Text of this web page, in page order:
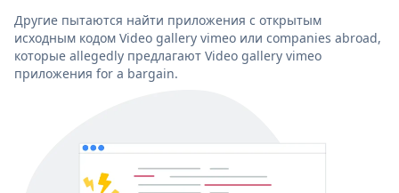
Другие пытаются найти приложения с открытым
исходным кодом Video gallery vimeo или companies abroad,
которые allegedly предлагают Video gallery vimeo
приложения for a bargain.